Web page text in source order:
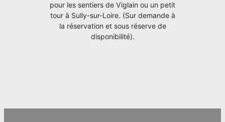
pour les sentiers de Viglain ou un petit
tour à Sully-sur-Loire. (Sur demande à
la réservation et sous réserve de
disponibilité).